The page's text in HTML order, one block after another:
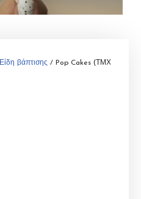
Είδη βάπτισης / Pop Cakes (ΤΜΧ)